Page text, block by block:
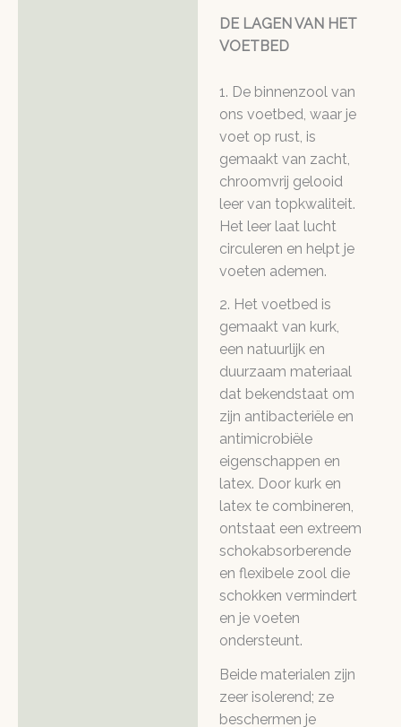
DE LAGEN VAN HET
VOETBED
1. De binnenzool van
ons voetbed, waar je
voet op rust, is
gemaakt van zacht,
chroomvrij gelooid
leer van topkwaliteit.
Het leer laat lucht
circuleren en helpt je
voeten ademen.
2. Het voetbed is
gemaakt van kurk,
een natuurlijk en
duurzaam materiaal
dat bekendstaat om
zijn antibacteriële en
antimicrobiële
eigenschappen en
latex. Door kurk en
latex te combineren,
ontstaat een extreem
schokabsorberende
en flexibele zool die
schokken vermindert
en je voeten
ondersteunt.
Beide materialen zijn
zeer isolerend; ze
beschermen je